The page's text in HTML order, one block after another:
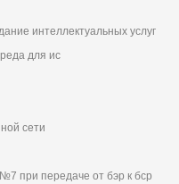
интеллектуальных услуг
для ис
сети
при передаче от бэр к бср